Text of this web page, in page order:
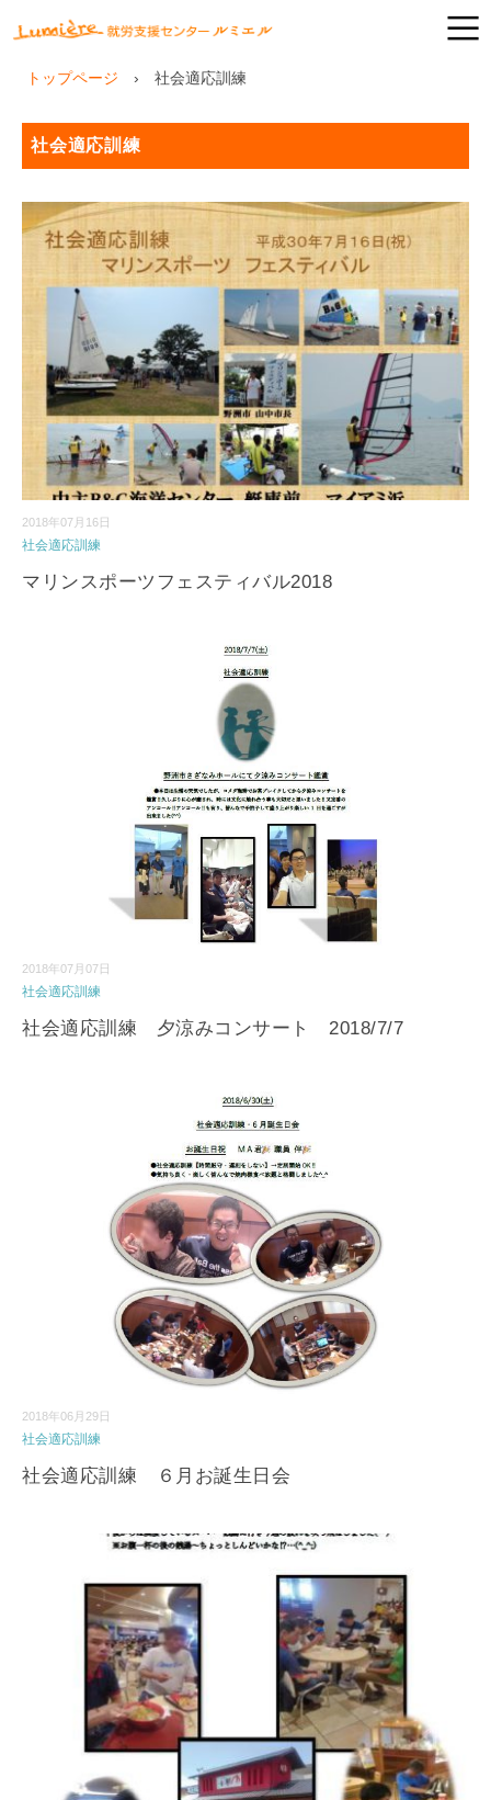
トップページ 社会適応訓練
社会適応訓練
2018年07月16日
社会適応訓練
マリンスポーツフェスティバル2018
2018年07月07日
社会適応訓練
社会適応訓練 夕涼みコンサート 2018/7/7
2018年06月29日
社会適応訓練
社会適応訓練 ６月お誕生日会